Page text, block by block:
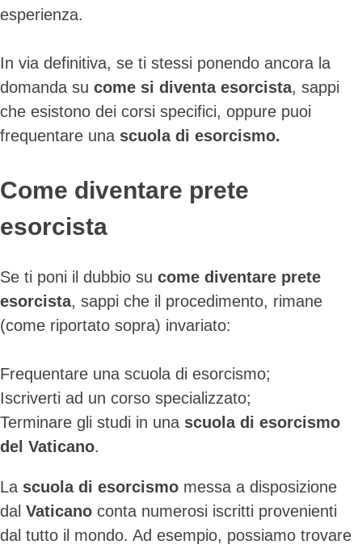
esperienza.
In via definitiva, se ti stessi ponendo ancora la
domanda su come si diventa esorcista, sappi
che esistono dei corsi specifici, oppure puoi
frequentare una scuola di esorcismo.
Come diventare prete
esorcista
Se ti poni il dubbio su come diventare prete
esorcista, sappi che il procedimento, rimane
(come riportato sopra) invariato:
Frequentare una scuola di esorcismo;
Iscriverti ad un corso specializzato;
Terminare gli studi in una scuola di esorcismo
del Vaticano.
La scuola di esorcismo messa a disposizione
dal Vaticano conta numerosi iscritti provenienti
dal tutto il mondo. Ad esempio, possiamo trovare